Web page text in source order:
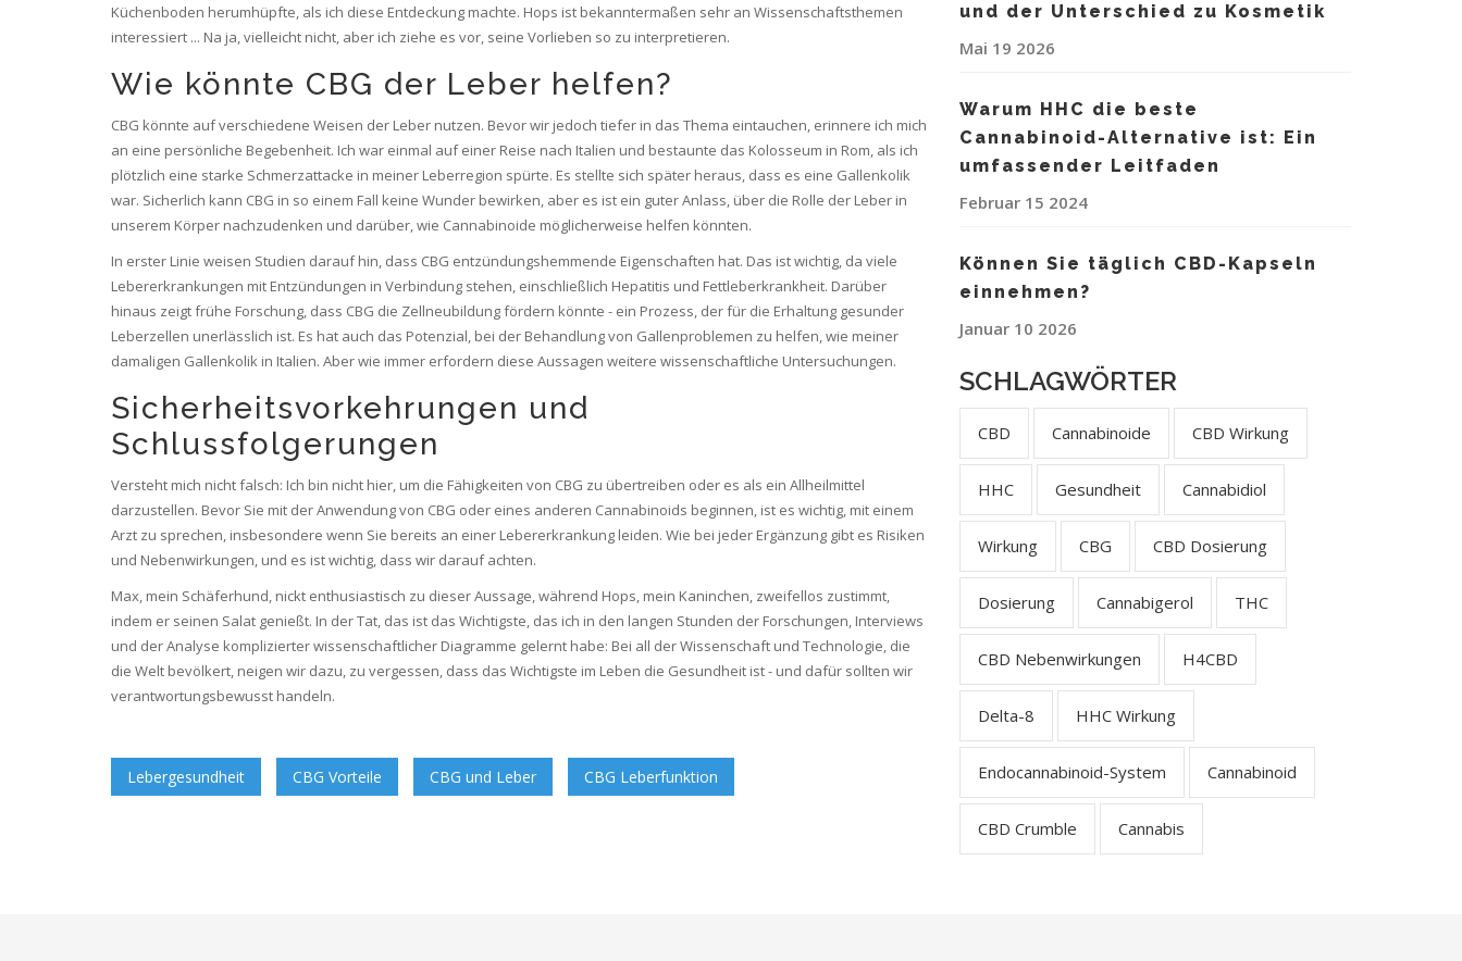
Küchenboden herumhüpfte, als ich diese Entdeckung machte. Hops ist bekanntermaßen sehr an Wissenschaftsthemen
interessiert ... Na ja, vielleicht nicht, aber ich ziehe es vor, seine Vorlieben so zu interpretieren.
Wie könnte CBG der Leber helfen?
CBG könnte auf verschiedene Weisen der Leber nutzen. Bevor wir jedoch tiefer in das Thema eintauchen, erinnere ich mich
an eine persönliche Begebenheit. Ich war einmal auf einer Reise nach Italien und bestaunte das Kolosseum in Rom, als ich
plötzlich eine starke Schmerzattacke in meiner Leberregion spürte. Es stellte sich später heraus, dass es eine Gallenkolik
war. Sicherlich kann CBG in so einem Fall keine Wunder bewirken, aber es ist ein guter Anlass, über die Rolle der Leber in
unserem Körper nachzudenken und darüber, wie Cannabinoide möglicherweise helfen könnten.
In erster Linie weisen Studien darauf hin, dass CBG entzündungshemmende Eigenschaften hat. Das ist wichtig, da viele
Lebererkrankungen mit Entzündungen in Verbindung stehen, einschließlich Hepatitis und Fettleberkrankheit. Darüber
hinaus zeigt frühe Forschung, dass CBG die Zellneubildung fördern könnte - ein Prozess, der für die Erhaltung gesunder
Leberzellen unerlässlich ist. Es hat auch das Potenzial, bei der Behandlung von Gallenproblemen zu helfen, wie meiner
damaligen Gallenkolik in Italien. Aber wie immer erfordern diese Aussagen weitere wissenschaftliche Untersuchungen.
Sicherheitsvorkehrungen und
Schlussfolgerungen
Versteht mich nicht falsch: Ich bin nicht hier, um die Fähigkeiten von CBG zu übertreiben oder es als ein Allheilmittel
darzustellen. Bevor Sie mit der Anwendung von CBG oder eines anderen Cannabinoids beginnen, ist es wichtig, mit einem
Arzt zu sprechen, insbesondere wenn Sie bereits an einer Lebererkrankung leiden. Wie bei jeder Ergänzung gibt es Risiken
und Nebenwirkungen, und es ist wichtig, dass wir darauf achten.
Max, mein Schäferhund, nickt enthusiastisch zu dieser Aussage, während Hops, mein Kaninchen, zweifellos zustimmt,
indem er seinen Salat genießt. In der Tat, das ist das Wichtigste, das ich in den langen Stunden der Forschungen, Interviews
und der Analyse komplizierter wissenschaftlicher Diagramme gelernt habe: Bei all der Wissenschaft und Technologie, die
die Welt bevölkert, neigen wir dazu, zu vergessen, dass das Wichtigste im Leben die Gesundheit ist - und dafür sollten wir
verantwortungsbewusst handeln.
Lebergesundheit CBG Vorteile CBG und Leber CBG Leberfunktion
und der Unterschied zu Kosmetik
Mai 19 2026
Warum HHC die beste
Cannabinoid-Alternative ist: Ein
umfassender Leitfaden
Februar 15 2024
Können Sie täglich CBD-Kapseln
einnehmen?
Januar 10 2026
SCHLAGWÖRTER
CBD Cannabinoide CBD Wirkung
HHC Gesundheit Cannabidiol
Wirkung CBG CBD Dosierung
Dosierung Cannabigerol THC
CBD Nebenwirkungen H4CBD
Delta-8 HHC Wirkung
Endocannabinoid-System Cannabinoid
CBD Crumble Cannabis